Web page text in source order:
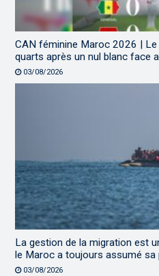
CAN féminine Maroc 2026 |
quarts après un nul blanc face
03/08/2026
La gestion de la migration est
le Maroc a toujours assumé sa
03/08/2026